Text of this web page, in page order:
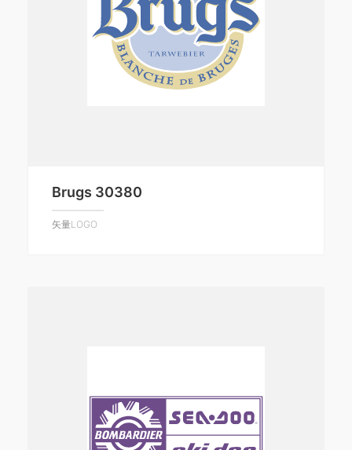
Brugs 30380
矢量LOGO